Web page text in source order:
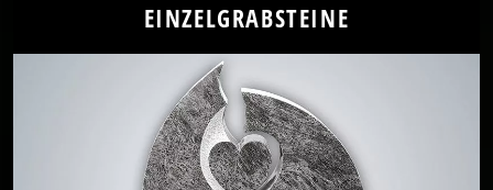
EINZELGRABSTEINE